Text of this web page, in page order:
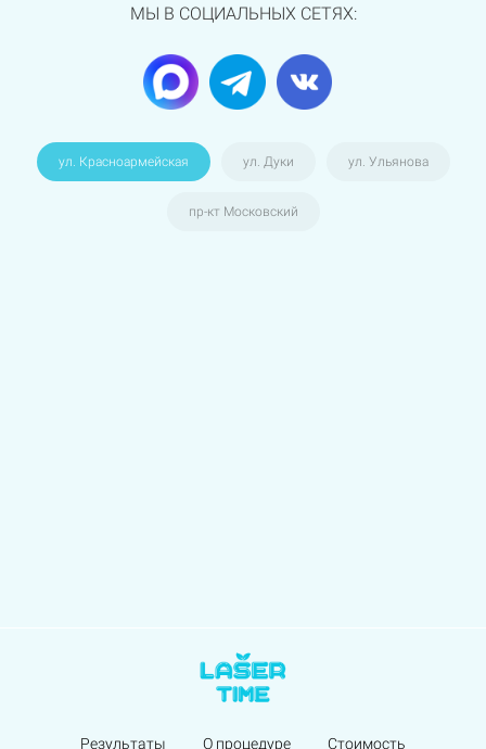
МЫ В СОЦИАЛЬНЫХ СЕТЯХ:
ул. Красноармейская ул. Дуки ул. Ульянова
пр-кт Московский
Результаты О процедуре Стоимость